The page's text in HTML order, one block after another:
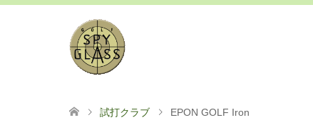
試打クラブ EPON GOLF Iron